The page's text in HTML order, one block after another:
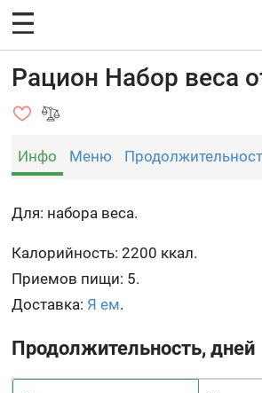
Рацион Набор веса
Инфо Меню
Для: набора веса.
Калорийность: 2200 ккал.
Приемов пищи: 5.
Доставка: Я ем.
Продолжительность, дней